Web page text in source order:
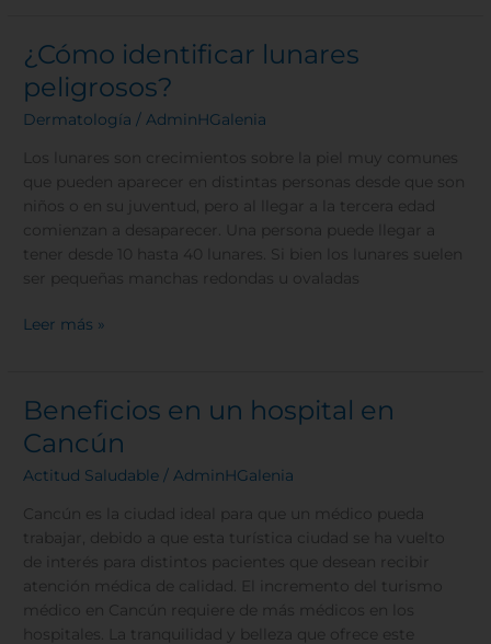
¿Cómo identificar lunares
peligrosos?
Dermatología / AdminHGalenia
Los lunares son crecimientos sobre la piel muy comunes
que pueden aparecer en distintas personas desde que son
niños o en su juventud, pero al llegar a la tercera edad
comienzan a desaparecer. Una persona puede llegar a
tener desde 10 hasta 40 lunares. Si bien los lunares suelen
ser pequeñas manchas redondas u ovaladas
¿Cómo
identificar
lunares
peligrosos?
Leer más »
Beneficios en un hospital en
Cancún
Actitud Saludable / AdminHGalenia
Cancún es la ciudad ideal para que un médico pueda
trabajar, debido a que esta turística ciudad se ha vuelto
de interés para distintos pacientes que desean recibir
atención médica de calidad. El incremento del turismo
médico en Cancún requiere de más médicos en los
hospitales. La tranquilidad y belleza que ofrece este
Beneficios
en
un
hospital